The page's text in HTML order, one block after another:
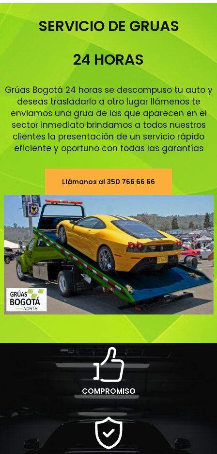
SERVICIO DE GRUAS
24 HORAS
Grúas Bogotá 24 horas se descompuso tu auto y
deseas trasladarlo a otro lugar llámenos te
enviamos una grua de las que aparecen en el
sector inmediato brindamos a todos nuestros
clientes la presentación de un servicio rápido
eficiente y oportuno con todas las garantías
Llámanos al 350 766 66 66
COMPROMISO